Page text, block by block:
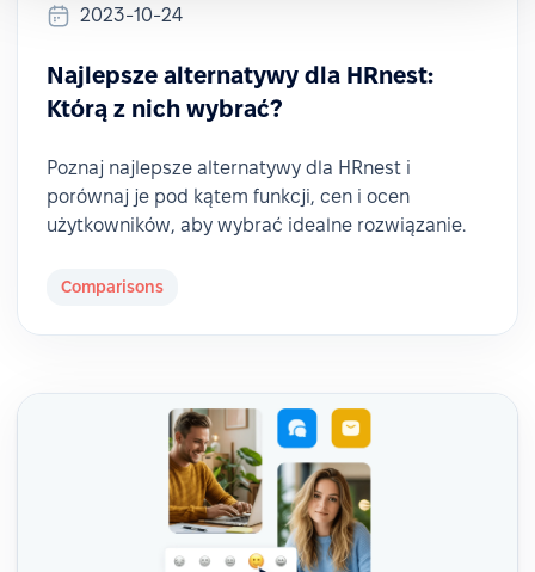
2023-10-24
Najlepsze alternatywy dla HRnest:
Którą z nich wybrać?
Poznaj najlepsze alternatywy dla HRnest i
porównaj je pod kątem funkcji, cen i ocen
użytkowników, aby wybrać idealne rozwiązanie.
Comparisons